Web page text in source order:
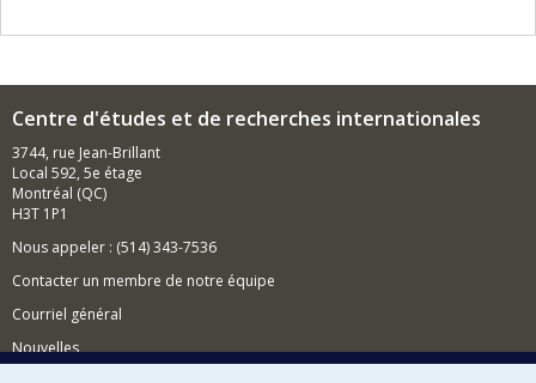
Centre d'études et de recherches internationales
3744, rue Jean-Brillant
Local 592, 5e étage
Montréal (QC)
H3T 1P1
Nous appeler : (514) 343-7536
Contacter un membre de notre équipe
Courriel général
Nouvelles